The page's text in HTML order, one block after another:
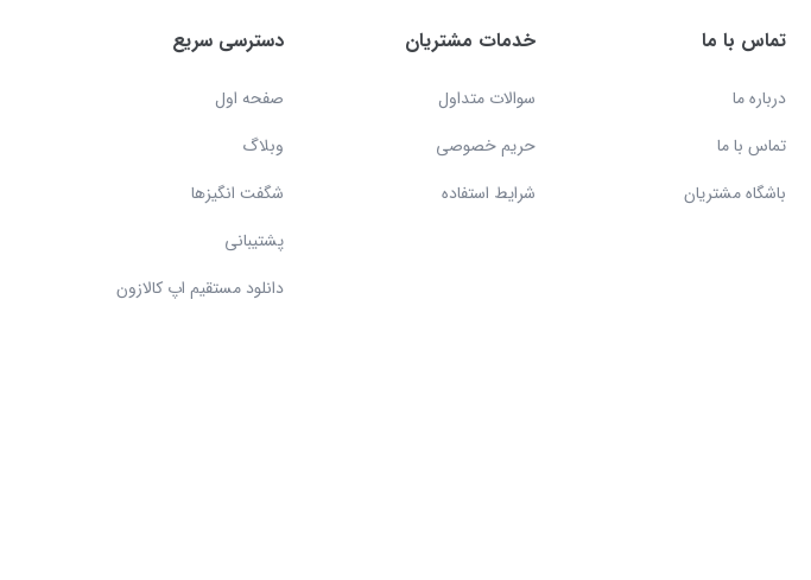
تماس با ما
درباره ما
تماس با ما
باشگاه مشتریان
خدمات مشتریان
سوالات متداول
حریم خصوصی
شرایط استفاده
دسترسی سریع
صفحه اول
وبلاگ
شگفت انگیزها
پشتیبانی
دانلود مستقیم اپ کالازون